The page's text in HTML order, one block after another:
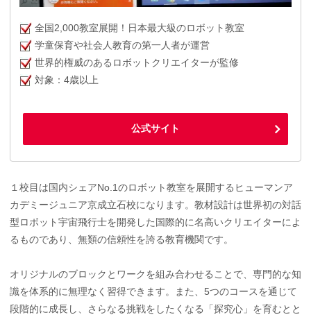
全国2,000教室展開！日本最大級のロボット教室
学童保育や社会人教育の第一人者が運営
世界的権威のあるロボットクリエイターが監修
対象：4歳以上
公式サイト
１校目は国内シェアNo.1のロボット教室を展開するヒューマンア
カデミージュニア京成立石校になります。教材設計は世界初の対話
型ロボット宇宙飛行士を開発した国際的に名高いクリエイターによ
るものであり、無類の信頼性を誇る教育機関です。
オリジナルのブロックとワークを組み合わせることで、専門的な知
識を体系的に無理なく習得できます。また、5つのコースを通じて
段階的に成長し、さらなる挑戦をしたくなる「探究心」を育むとと